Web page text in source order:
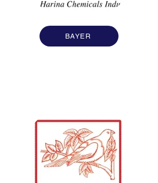
BAYER